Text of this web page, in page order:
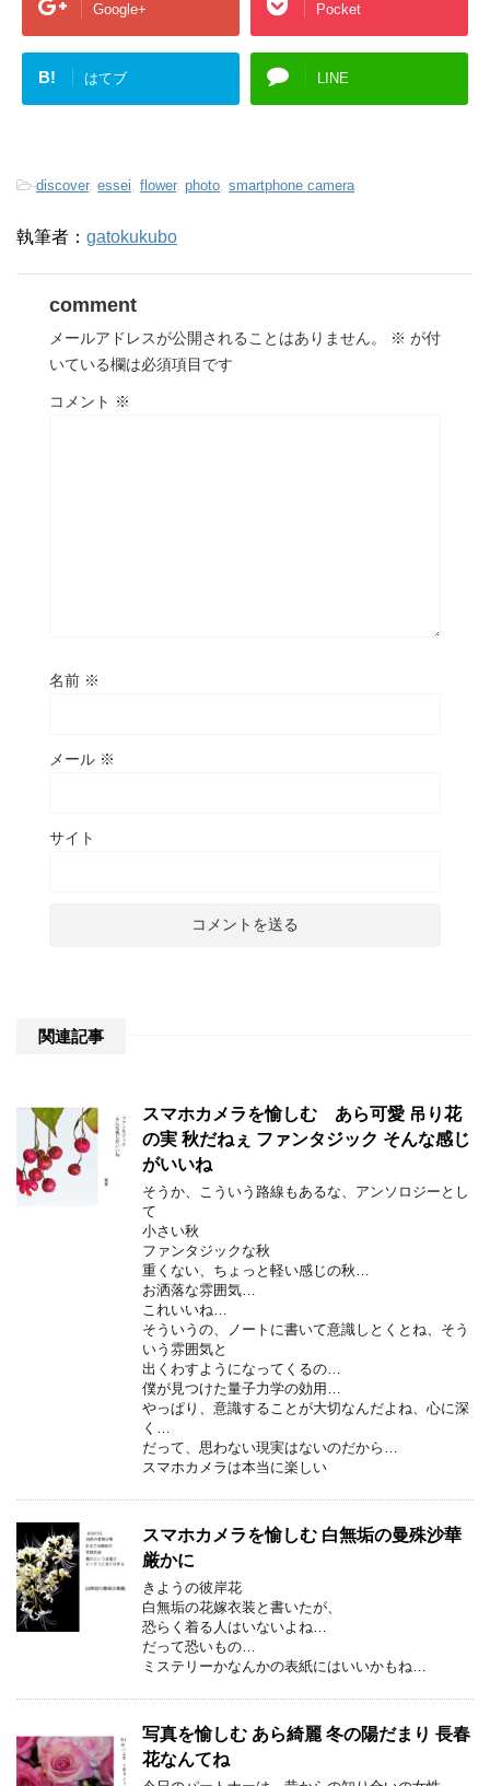
Google+ Pocket
B! はてブ LINE
-discover, essei flower, photo smartphone camera
執筆者： gatokukubo
comment
メールアドレスが公開されることはありません。 ※ が付
いている欄は必須項目です
コメント ※
名前 ※
メール ※
サイト
関連記事
スマホカメラを愉しむ あら可愛 吊り花
の実 秋だねぇ ファンタジック そんな感じ
がいいね
そうか、こういう路線もあるな、アンソロジーとし
て
小さい秋
ファンタジックな秋
重くない、ちょっと軽い感じの秋…
お洒落な雰囲気…
これいいね…
そういうの、ノートに書いて意識しとくとね、そう
いう雰囲気と
出くわすようになってくるの…
僕が見つけた量子力学の効用…
やっぱり、意識することが大切なんだよね、心に深
く…
だって、思わない現実はないのだから…
スマホカメラは本当に楽しい
スマホカメラを愉しむ 白無垢の曼殊沙華
厳かに
きようの彼岸花
白無垢の花嫁衣装と書いたが、
恐らく着る人はいないよね…
だって恐いもの…
ミステリーかなんかの表紙にはいいかもね…
写真を愉しむ あら綺麗 冬の陽だまり 長春
花なんてね